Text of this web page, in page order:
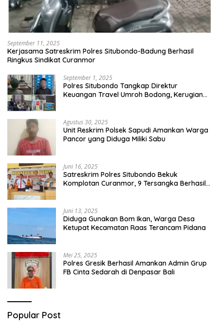
September 11, 2025
Kerjasama Satreskrim Polres Situbondo-Badung Berhasil
Ringkus Sindikat Curanmor
September 1, 2025
Polres Situbondo Tangkap Direktur
Keuangan Travel Umroh Bodong, Kerugian
Agustus 30, 2025
Unit Reskrim Polsek Sapudi Amankan Warga
Pancor yang Diduga Miliki Sabu
Juni 16, 2025
Satreskrim Polres Situbondo Bekuk
Komplotan Curanmor, 9 Tersangka Berhasil
Juni 13, 2025
Diduga Gunakan Bom Ikan, Warga Desa
Ketupat Kecamatan Raas Terancam Pidana
Mei 25, 2025
Polres Gresik Berhasil Amankan Admin Grup
FB Cinta Sedarah di Denpasar Bali
Popular Post